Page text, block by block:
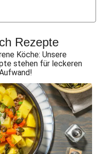
Kräutersoße
Ricotta-Füllung
Rinderhackfleisch
mit Baconstreifen
Bohnensalat
Thymiansalz
Pfanne
Burger
aus dem Balkan
Rezepte
Köche: Unsere
stehen für leckeren